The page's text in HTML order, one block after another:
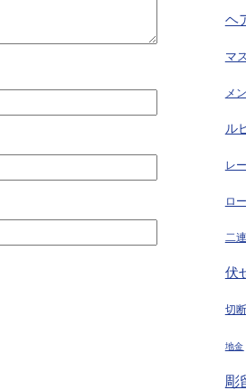
ヘ
マ
メ
ル
レ
ロ
二
伏
切
地金
彫